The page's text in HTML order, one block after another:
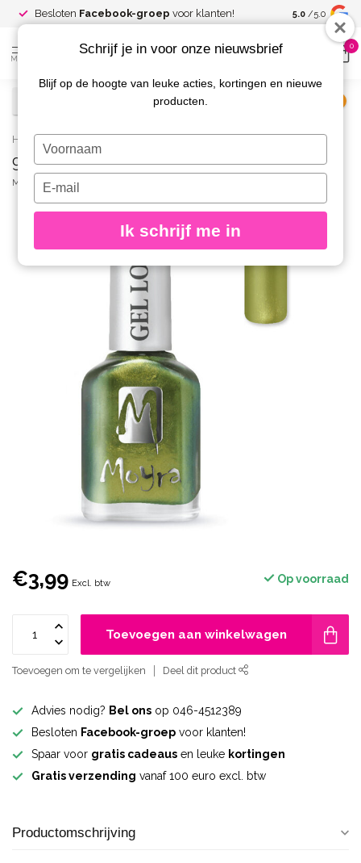
Besloten Facebook-groep voor klanten! Spaar voor
kortingen
5.0 /5.0
MENU
0
Home / 949 Gel Look Nagellak Mia
949 Gel Look Nagellak Mia
MOYRA
€3,99 Excl. btw Op voorraad
Toevoegen aan winkelwagen
Toevoegen om te vergelijken Deel dit product
Advies nodig? Bel ons op 046-4512389
Besloten Facebook-groep voor klanten!
Spaar voor gratis cadeaus en leuke kortingen
Gratis verzending vanaf 100 euro excl. btw
Productomschrijving
Schrijf je in voor onze nieuwsbrief
Blijf op de hoogte van leuke acties, kortingen en nieuwe
producten.
Typ
je
naam
Typ
je
e-
in
Ik schrijf me in